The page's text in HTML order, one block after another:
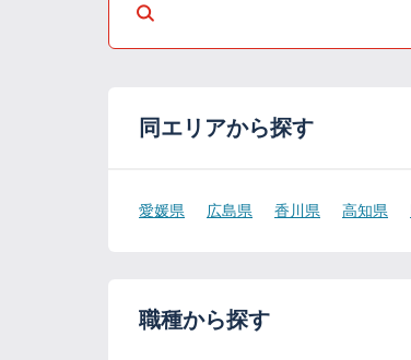
同エリアから探す
愛媛県 広島県 香川県 高知県
職種から探す